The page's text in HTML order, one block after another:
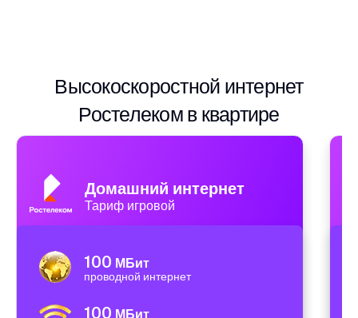
Высокоскоростной интернет
Ростелеком в квартире
Домашний интернет
Тариф игровой
100 МБит
проводной интернет
100 МБит